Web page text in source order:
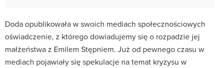
Doda opublikowała w swoich mediach społecznościowych
oświadczenie, z którego dowiadujemy się o rozpadzie jej
małżeństwa z Emilem Stępniem. Już od pewnego czasu w
mediach pojawiały się spekulacje na temat kryzysu w